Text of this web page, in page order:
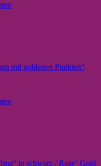
mit goldenen Punkten“
in schwarz / Rose´ Gold